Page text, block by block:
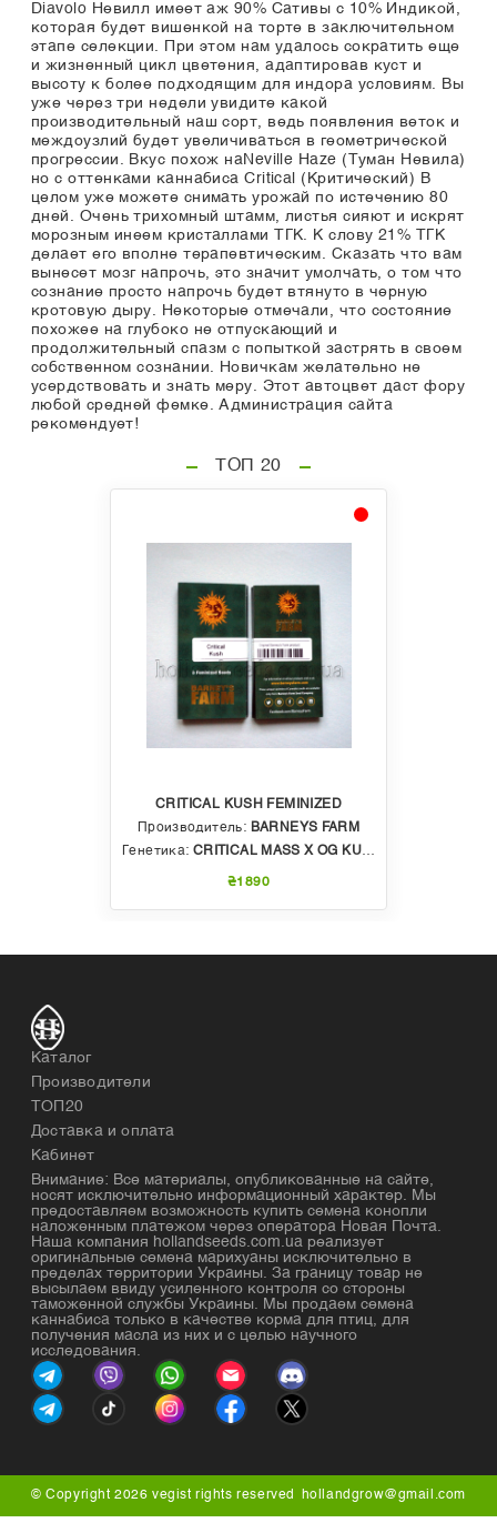
Diavolo Невилл имеет аж 90% Сативы с 10% Индикой,
которая будет вишенкой на торте в заключительном
этапе селекции. При этом нам удалось сократить еще
и жизненный цикл цветения, адаптировав куст и
высоту к более подходящим для индора условиям. Вы
уже через три недели увидите какой
производительный наш сорт, ведь появления веток и
междоузлий будет увеличиваться в геометрической
прогрессии. Вкус похож наNeville Haze (Туман Невила)
но с оттенками каннабиса Critical (Критический) В
целом уже можете снимать урожай по истечению 80
дней. Очень трихомный штамм, листья сияют и искрят
морозным инеем кристаллами ТГК. К слову 21% ТГК
делает его вполне терапевтическим. Сказать что вам
вынесет мозг напрочь, это значит умолчать, о том что
сознание просто напрочь будет втянуто в черную
кротовую дыру. Некоторые отмечали, что состояние
похожее на глубоко не отпускающий и
продолжительный спазм с попыткой застрять в своем
собственном сознании. Новичкам желательно не
усердствовать и знать меру. Этот автоцвет даст фору
любой средней фемке. Администрация сайта
рекомендует!
ТОП 20
CRITICAL KUSH FEMINIZED
Производитель: BARNEYS FARM
Генетика: CRITICAL MASS X OG KUSH
₴1890
Каталог
Производители
ТОП20
Доставка и оплата
Кабинет
Внимание: Все материалы, опубликованные на сайте,
носят исключительно информационный характер. Мы
предоставляем возможность купить семена конопли
наложенным платежом через оператора Новая Почта.
Наша компания hollandseeds.com.ua реализует
оригинальные семена марихуаны исключительно в
пределах территории Украины. За границу товар не
высылаем ввиду усиленного контроля со стороны
таможенной службы Украины. Мы продаем семена
каннабиса только в качестве корма для птиц, для
получения масла из них и с целью научного
исследования.
© Copyright 2026 vegist rights reserved hollandgrow@gmail.com